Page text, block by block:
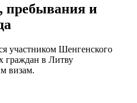
пребывания и
участником Шенгенского
граждан в Литву
визам.